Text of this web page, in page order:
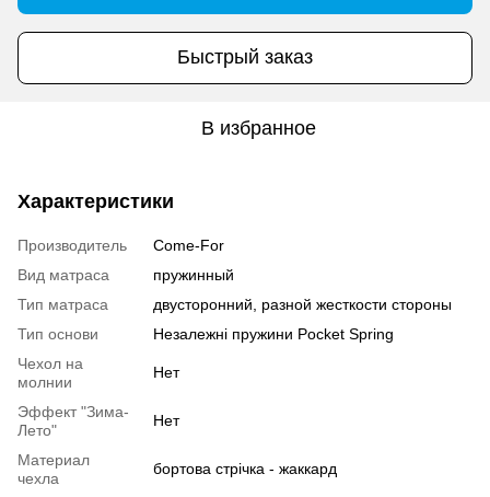
Быстрый заказ
В избранное
Характеристики
Производитель
Come-For
Вид матраса
пружинный
Тип матраса
двусторонний, разной жесткости стороны
Тип основи
Незалежні пружини Pocket Spring
Чехол на
молнии
Нет
Эффект "Зима-
Лето"
Нет
Материал
чехла
бортова стрічка - жаккард